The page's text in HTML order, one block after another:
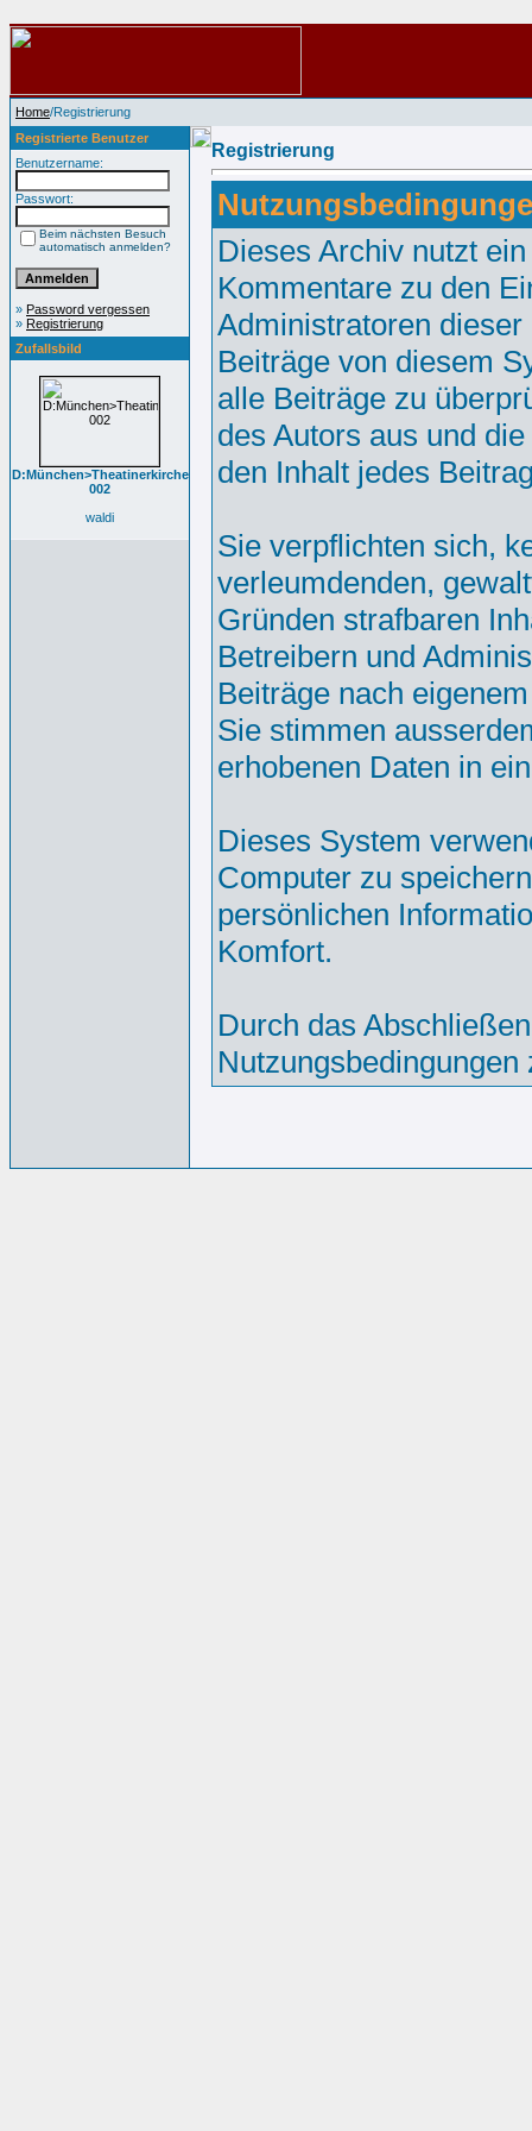
Home/Registrierung
Registrierte Benutzer
Benutzername:
Passwort:
Beim nächsten Besuch
automatisch anmelden?
» Password vergessen
» Registrierung
Zufallsbild
D:München>Theatinerkirche
002
waldi
Registrierung
Dieses Archiv nutzt
Kommentare zu den
Administratoren
Beiträge von diesem
alle Beiträge zu
des Autors aus und
den Inhalt jedes
Sie verpflichten sich,
verleumdenden,
Gründen strafbaren
Betreibern und
Beiträge nach
Sie stimmen
erhobenen Daten in
Dieses System
Computer zu
persönlichen
Komfort.
Durch das
Nutzungsbedingungen